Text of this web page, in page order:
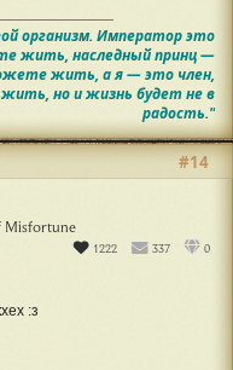
организм. Император это
жить, наследный принц —
жить, а я — это член,
но и жизнь будет не в
радость."
Misfortune
1222 337 0
#14
:з